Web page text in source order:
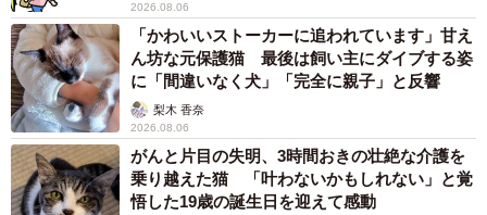
2026.08.06
「かわいいストーカーに追われています」甘え
ん坊な元保護猫 最後は飼い主にダイブする姿
に「間違いなく犬」「完全に親子」と反響
梨木 香奈
2026.08.06
がんと片目の失明、3時間おきの壮絶な介護を
乗り越えた猫 「叶わないかもしれない」と覚
悟した19歳の誕生日を迎えて感動